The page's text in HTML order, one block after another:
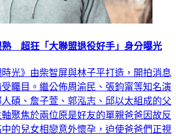
熟 超狂「大聯盟退役好手」身分曝光
光》由柴智屏與林子平打造，開拍消息
矚目。繼公佈周渝民、張鈞甯等知名演
碩、詹子萱、郭泓志、邱以太組成的父
聚焦於兩位原是好友的單親爸爸因故反
的兒女相戀意外懷孕，迫使爸爸們正視